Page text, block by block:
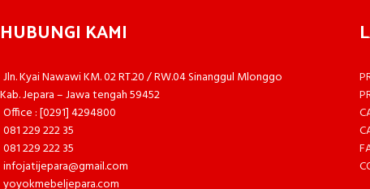
HUBUNGI KAMI
Jln. Kyai Nawawi KM. 02 RT.20 / RW.04 Sinanggul Mlonggo
Kab. Jepara – Jawa tengah 59452
Office : [0291] 4294800
081 229 222 35
081 229 222 35
infojatijepara@gmail.com
yoyokmebeljepara.com